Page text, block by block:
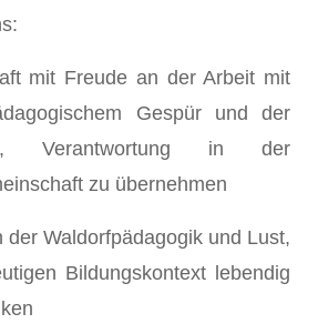
mit Freude an der Arbeit mit
Gespür und der
Verantwortung in der
zu übernehmen
der Waldorfpädagogik und Lust,
Bildungskontext lebendig